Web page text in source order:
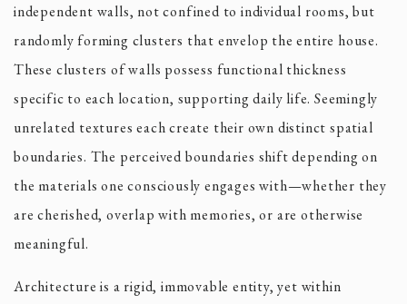
independent walls, not confined to individual rooms, but
randomly forming clusters that envelop the entire house.
These clusters of walls possess functional thickness
specific to each location, supporting daily life. Seemingly
unrelated textures each create their own distinct spatial
boundaries. The perceived boundaries shift depending on
the materials one consciously engages with—whether they
are cherished, overlap with memories, or are otherwise
meaningful.
Architecture is a rigid, immovable entity, yet within